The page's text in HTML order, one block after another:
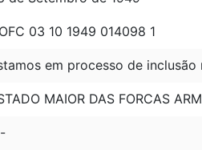
03 10 1949 014098 1
em processo de
MAIOR DAS FORCAS